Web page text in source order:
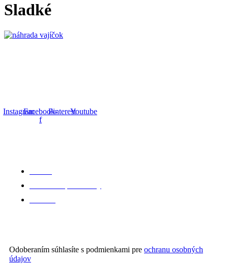
Sladké
InstagramFacebook-
f
PinterestYoutube
Odoberaním súhlasíte s podmienkami pre ochranu osobných
údajov